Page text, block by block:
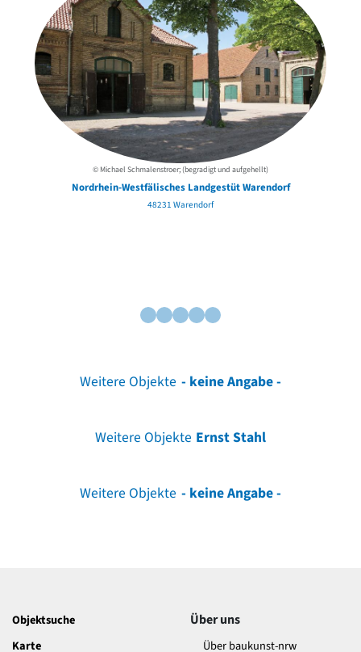
© Michael Schmalenstroer; (begradigt und aufgehellt)
Nordrhein-Westfälisches Landgestüt Warendorf
48231 Warendorf
Weitere Objekte - keine Angabe -
Weitere Objekte Ernst Stahl
Weitere Objekte - keine Angabe -
Objektsuche
Karte
Über uns
Über baukunst-nrw